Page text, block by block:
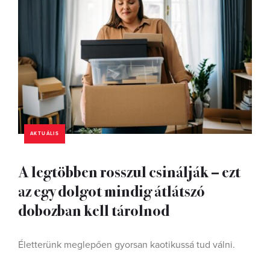
AKTUÁLIS
A legtöbben rosszul csinálják – ezt
az egy dolgot mindig átlátszó
dobozban kell tárolnod
Életterünk meglepően gyorsan kaotikussá tud válni.